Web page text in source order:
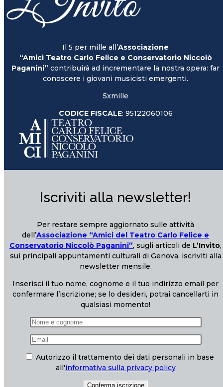
Il 5 per mille all’Associazione
“Amici Teatro Carlo Felice e Conservatorio Niccolò
Paganini” contribuirà ad incrementare la nostra opera: far
conoscere i giovani musicisti emergenti.
5xmille
CODICE FISCALE: 95122060106
Iscriviti alla newsletter!
Per restare sempre aggiornato sulle attività
dell’Associazione “Amici del Teatro Carlo Felice e
Conservatorio Niccolò Paganini”, sugli articoli de L’Invito,
sui principali appuntamenti culturali di Genova, iscriviti alla
newsletter mensile.
Inserisci il tuo nome, cognome e il tuo indirizzo email per
confermare l’iscrizione; se lo desideri, potrai cancellarti in
qualsiasi momento!
Autorizzo il trattamento dei dati personali in base
all'informativa sulla privacy policy